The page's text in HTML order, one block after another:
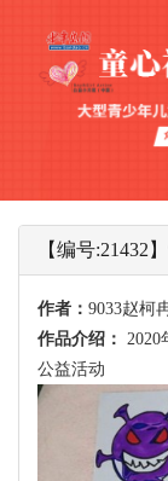
【编号:21432
作者： 9033赵柯
作品介绍：
公益活动